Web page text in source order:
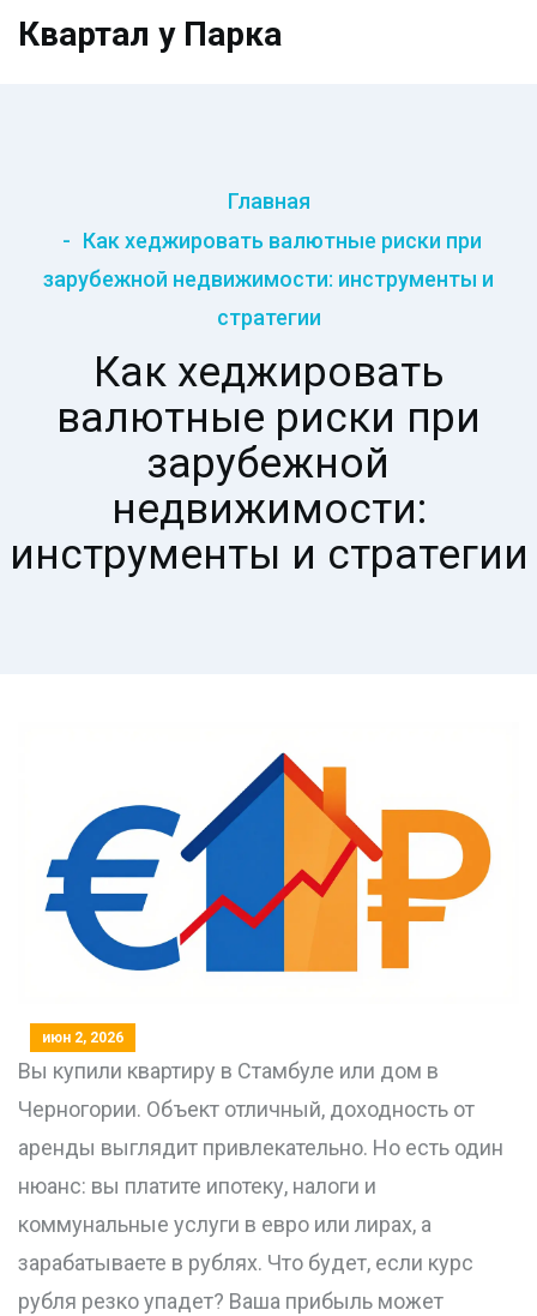
Квартал у Парка
Главная
Как хеджировать валютные риски при
зарубежной недвижимости: инструменты и
стратегии
Как хеджировать
валютные риски при
зарубежной
недвижимости:
инструменты и стратегии
июн 2, 2026
Вы купили квартиру в Стамбуле или дом в
Черногории. Объект отличный, доходность от
аренды выглядит привлекательно. Но есть один
нюанс: вы платите ипотеку, налоги и
коммунальные услуги в евро или лирах, а
зарабатываете в рублях. Что будет, если курс
рубля резко упадет? Ваша прибыль может